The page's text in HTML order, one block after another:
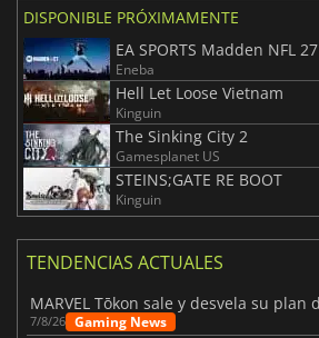
DISPONIBLE PRÓXIMAMENTE
EA SPORTS Madden NFL 27
Eneba
Hell Let Loose Vietnam
Kinguin
The Sinking City 2
Gamesplanet US
STEINS;GATE RE BOOT
Kinguin
TENDENCIAS ACTUALES
7/8/26 Gaming News